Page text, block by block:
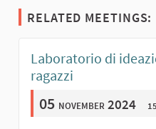
RELATED MEETINGS:
Laboratorio di
ragazzi
05 november 2024